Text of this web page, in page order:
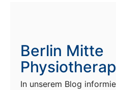
Berlin Mitte
In unserem Blog